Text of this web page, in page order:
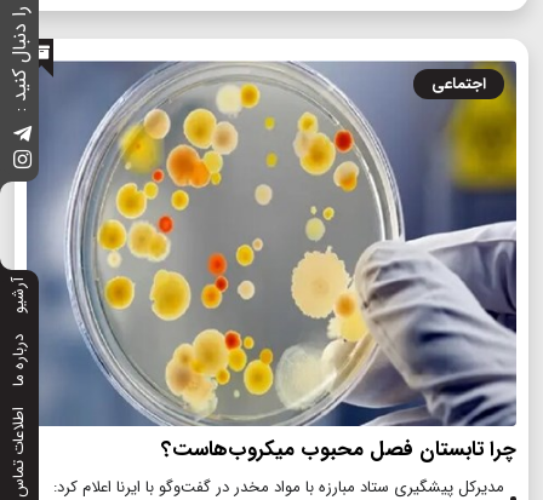
ما را دنبال کنید :
آرشیو
درباره ما
اطلاعات تماس
اجتماعی
چرا تابستان فصل محبوب میکروب‌هاست؟
مدیرکل پیشگیری ستاد مبارزه با مواد مخدر در گفت‌وگو با ایرنا اعلام کرد: